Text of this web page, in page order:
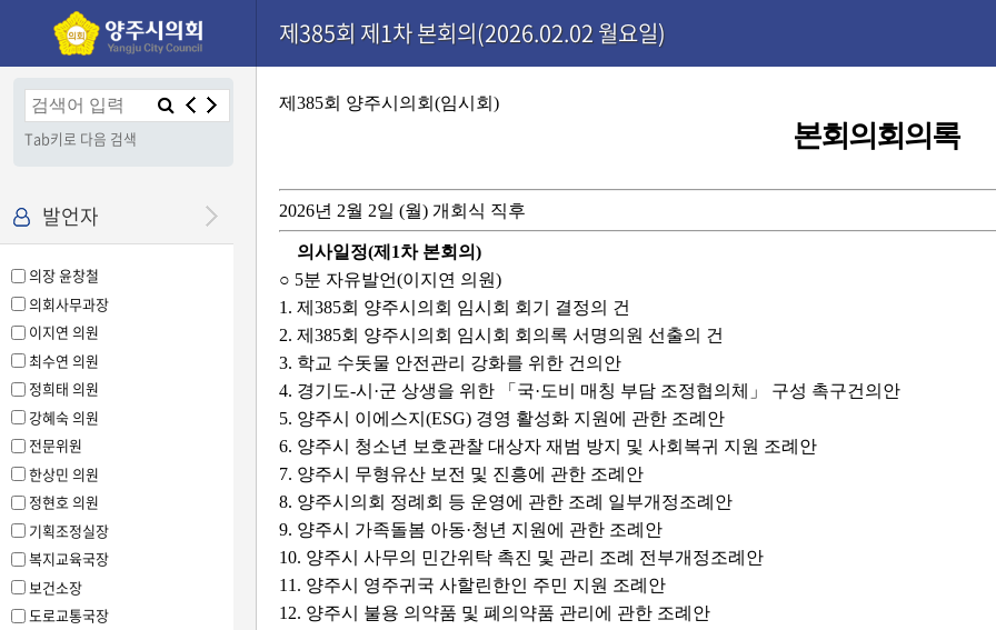
본문으로 바로가기
기능메뉴 메뉴 바로가기
설정메뉴 메뉴 바로가기
제385회 제1차 본회의(2026.02.02 월요일)
Tab키로 다음 검색
발언자
의장 윤창철
의회사무과장
이지연 의원
최수연 의원
정희태 의원
강혜숙 의원
전문위원
한상민 의원
정현호 의원
기획조정실장
복지교육국장
보건소장
도로교통국장
제385회 양주시의회(임시회)
본회의회의록
2026년 2월 2일 (월) 개회식 직후
의사일정(제1차 본회의)
○ 5분 자유발언(이지연 의원)
1. 제385회 양주시의회 임시회 회기 결정의 건
2. 제385회 양주시의회 임시회 회의록 서명의원 선출의 건
3. 학교 수돗물 안전관리 강화를 위한 건의안
4. 경기도-시·군 상생을 위한 「국·도비 매칭 부담 조정협의체」 구성 촉구건의안
5. 양주시 이에스지(ESG) 경영 활성화 지원에 관한 조례안
6. 양주시 청소년 보호관찰 대상자 재범 방지 및 사회복귀 지원 조례안
7. 양주시 무형유산 보전 및 진흥에 관한 조례안
8. 양주시의회 정례회 등 운영에 관한 조례 일부개정조례안
9. 양주시 가족돌봄 아동·청년 지원에 관한 조례안
10. 양주시 사무의 민간위탁 촉진 및 관리 조례 전부개정조례안
11. 양주시 영주귀국 사할린한인 주민 지원 조례안
12. 양주시 불용 의약품 및 폐의약품 관리에 관한 조례안